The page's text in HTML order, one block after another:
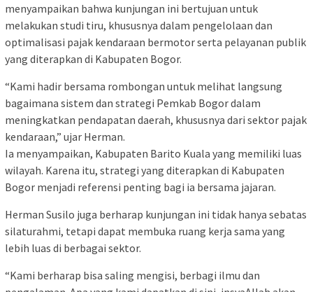
menyampaikan bahwa kunjungan ini bertujuan untuk
melakukan studi tiru, khususnya dalam pengelolaan dan
optimalisasi pajak kendaraan bermotor serta pelayanan publik
yang diterapkan di Kabupaten Bogor.
“Kami hadir bersama rombongan untuk melihat langsung
bagaimana sistem dan strategi Pemkab Bogor dalam
meningkatkan pendapatan daerah, khususnya dari sektor pajak
kendaraan,” ujar Herman.
Ia menyampaikan, Kabupaten Barito Kuala yang memiliki luas
wilayah. Karena itu, strategi yang diterapkan di Kabupaten
Bogor menjadi referensi penting bagi ia bersama jajaran.
Herman Susilo juga berharap kunjungan ini tidak hanya sebatas
silaturahmi, tetapi dapat membuka ruang kerja sama yang
lebih luas di berbagai sektor.
“Kami berharap bisa saling mengisi, berbagi ilmu dan